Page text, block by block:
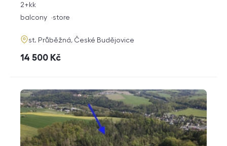
rozměry
disposition
2+kk
funkce
balcony store
adresa
st. Průběžná, České Budějovice
cena
14 500 Kč